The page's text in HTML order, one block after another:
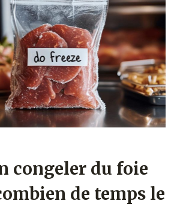
CONSERVER
UNE
TRUFFE
AU
FRIGO
?
congeler du foie
de temps le